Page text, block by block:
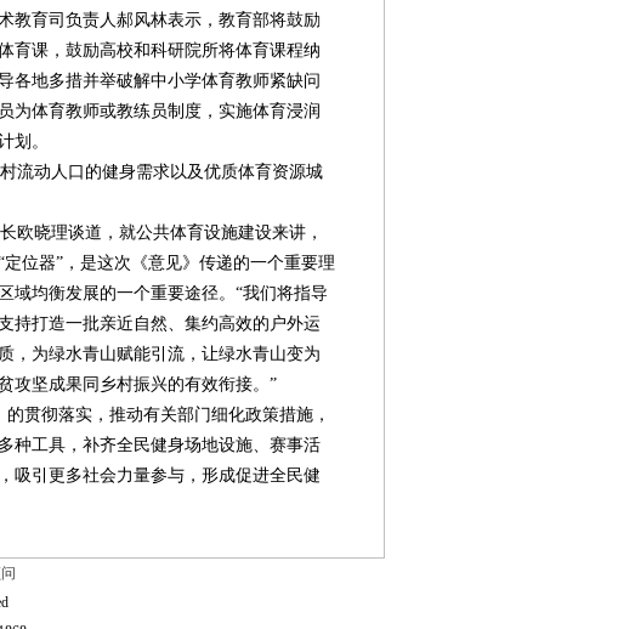
教育司负责人郝风林表示，教育部将鼓励
育课，鼓励高校和科研院所将体育课程纳
各地多措并举破解中小学体育教师紧缺问
为体育教师或教练员制度，实施体育浸润
划。
流动人口的健身需求以及优质体育资源城
晓理谈道，就公共体育设施建设来讲，
位器”，是这次《意见》传递的一个重要理
域均衡发展的一个重要途径。“我们将指导
持打造一批亲近自然、集约高效的户外运
，为绿水青山赋能引流，让绿水青山变为
攻坚成果同乡村振兴的有效衔接。”
贯彻落实，推动有关部门细化政策措施，
种工具，补齐全民健身场地设施、赛事活
吸引更多社会力量参与，形成促进全民健